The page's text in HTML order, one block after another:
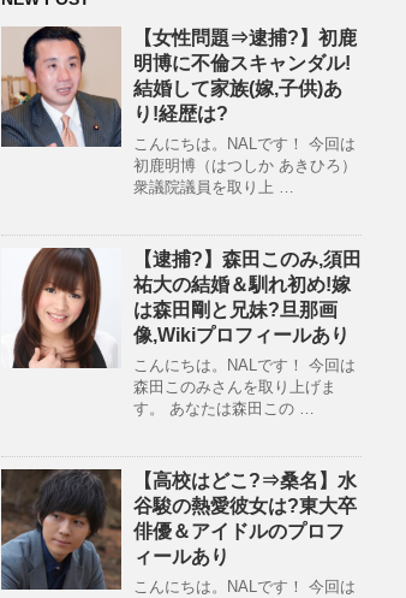
【女性問題⇒逮捕?】初鹿
明博に不倫スキャンダル!
結婚して家族(嫁,子供)あ
り!経歴は?
こんにちは。NALです！ 今回は
初鹿明博（はつしか あきひろ）
衆議院議員を取り上 …
【逮捕?】森田このみ,須田
祐大の結婚＆馴れ初め!嫁
は森田剛と兄妹?旦那画
像,Wikiプロフィールあり
こんにちは。NALです！ 今回は
森田このみさんを取り上げま
す。 あなたは森田この …
【高校はどこ?⇒桑名】水
谷駿の熱愛彼女は?東大卒
俳優＆アイドルのプロフ
ィールあり
こんにちは。NALです！ 今回は